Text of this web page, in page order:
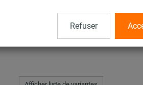
Refuser